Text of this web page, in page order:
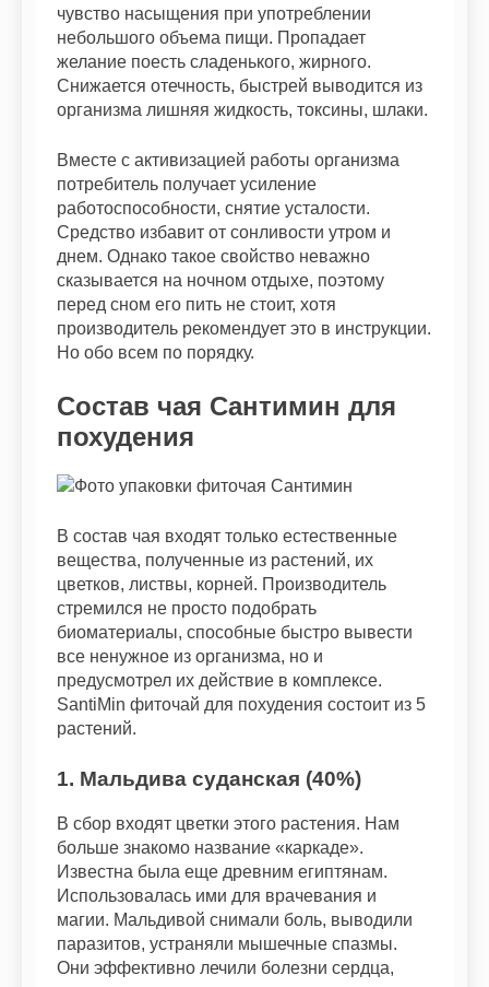
чувство насыщения при употреблении
небольшого объема пищи. Пропадает
желание поесть сладенького, жирного.
Снижается отечность, быстрей выводится из
организма лишняя жидкость, токсины, шлаки.
Вместе с активизацией работы организма
потребитель получает усиление
работоспособности, снятие усталости.
Средство избавит от сонливости утром и
днем. Однако такое свойство неважно
сказывается на ночном отдыхе, поэтому
перед сном его пить не стоит, хотя
производитель рекомендует это в инструкции.
Но обо всем по порядку.
Состав чая Сантимин для
похудения
В состав чая входят только естественные
вещества, полученные из растений, их
цветков, листвы, корней. Производитель
стремился не просто подобрать
биоматериалы, способные быстро вывести
все ненужное из организма, но и
предусмотрел их действие в комплексе.
SantiMin фиточай для похудения состоит из 5
растений.
1. Мальдива суданская (40%)
В сбор входят цветки этого растения. Нам
больше знакомо название «каркаде».
Известна была еще древним египтянам.
Использовалась ими для врачевания и
магии. Мальдивой снимали боль, выводили
паразитов, устраняли мышечные спазмы.
Они эффективно лечили болезни сердца,